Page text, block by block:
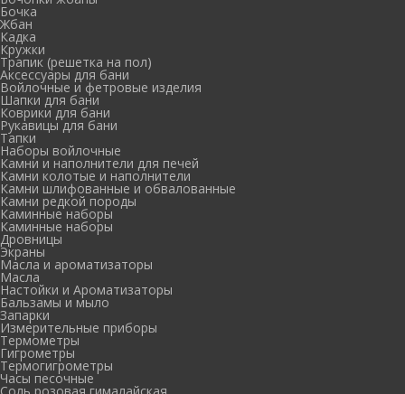
Бочка
Жбан
Кадка
Кружки
Трапик (решетка на пол)
Аксессуары для бани
Войлочные и фетровые изделия
Шапки для бани
Коврики для бани
Рукавицы для бани
Тапки
Наборы войлочные
Камни и наполнители для печей
Камни колотые и наполнители
Камни шлифованные и обвалованные
Камни редкой породы
Каминные наборы
Каминные наборы
Дровницы
Экраны
Масла и ароматизаторы
Масла
Настойки и Ароматизаторы
Бальзамы и мыло
Запарки
Измерительные приборы
Термометры
Гигрометры
Термогигрометры
Часы песочные